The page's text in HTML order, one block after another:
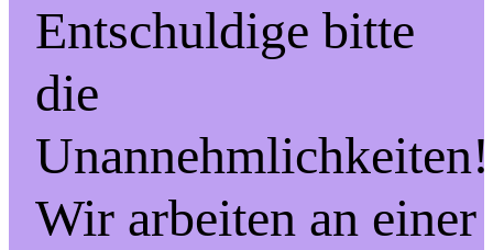
Entschuldige bitte
die
Unannehmlichkeiten!
Wir arbeiten an einer